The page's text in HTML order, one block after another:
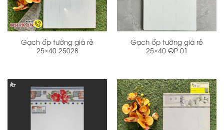
Gạch ốp tường giá rẻ
25×40 25028
Gạch ốp tường giá rẻ
25×40 QP 01